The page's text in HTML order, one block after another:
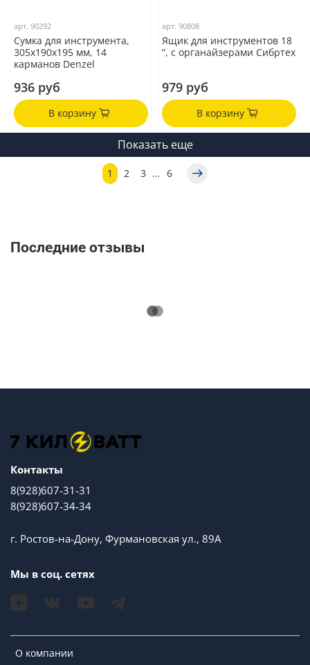
арт.90292
Сумка для инструмента,
305х190х195 мм, 14
карманов Denzel
936 руб
В корзину
арт.90808
Ящик для инструментов 18
”, с органайзерами Сибртех
979 руб
В корзину
Показать еще
1 2 3 … 6
Последние отзывы
О компании
Контакты
8(928)607-31-31
8(928)607-34-34
г. Ростов-на-Дону, Фурмановская ул., 89А
Мы в соц. сетях